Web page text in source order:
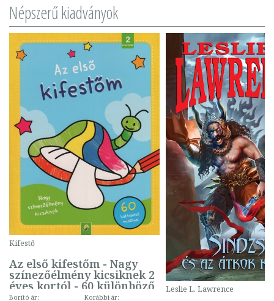
Népszerű kiadványok
Kifestő
Az első kifestőm - Nagy
színezőélmény kicsiknek 2
éves kortól - 60 különböző
mintával (gombás)
Borító ár: Korábbi ár:
Leslie L. Lawrence